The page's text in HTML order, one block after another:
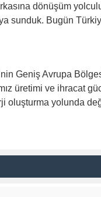
dönüşüm
sunduk. Bugün
Geniş Avrupa
üretimi ve ihracat
yolunda